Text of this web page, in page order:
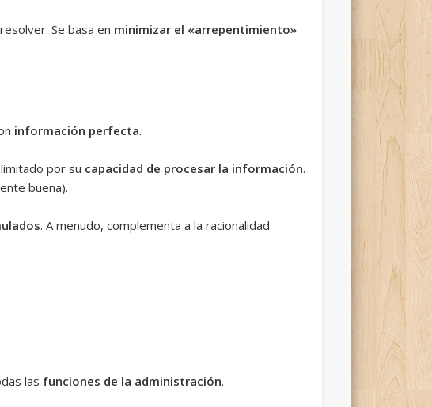
Se basa en minimizar el «arrepentimiento»
información perfecta.
por su capacidad de procesar la información.
buena).
. A menudo, complementa a la racionalidad
las funciones de la administración.